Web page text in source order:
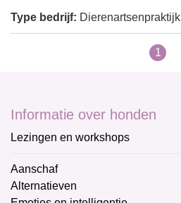
Type bedrijf: Dierenartsenpraktijk
1
Informatie over honden
Lezingen en workshops
Aanschaf
Alternatieven